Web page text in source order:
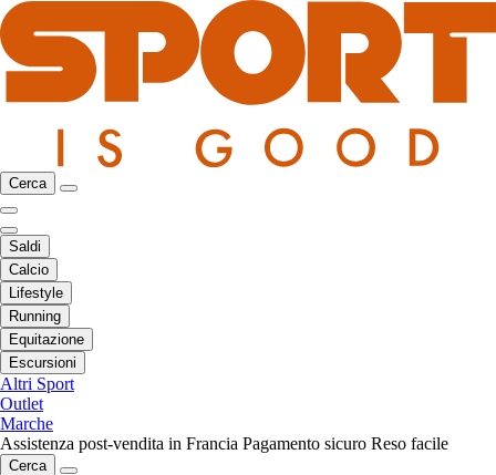
Cerca
Saldi
Calcio
Lifestyle
Running
Equitazione
Escursioni
Altri Sport
Outlet
Marche
Assistenza post-vendita in Francia Pagamento sicuro Reso facile
Cerca